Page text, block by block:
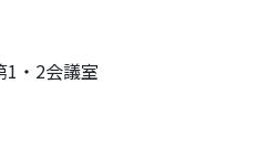
1・2会議室